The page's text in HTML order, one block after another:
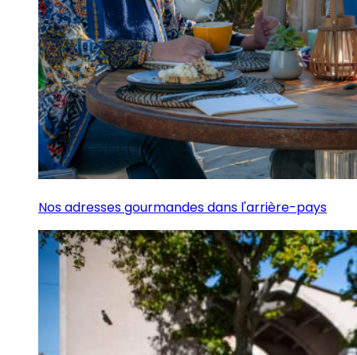
Nos adresses gourmandes dans l'arrière-pays